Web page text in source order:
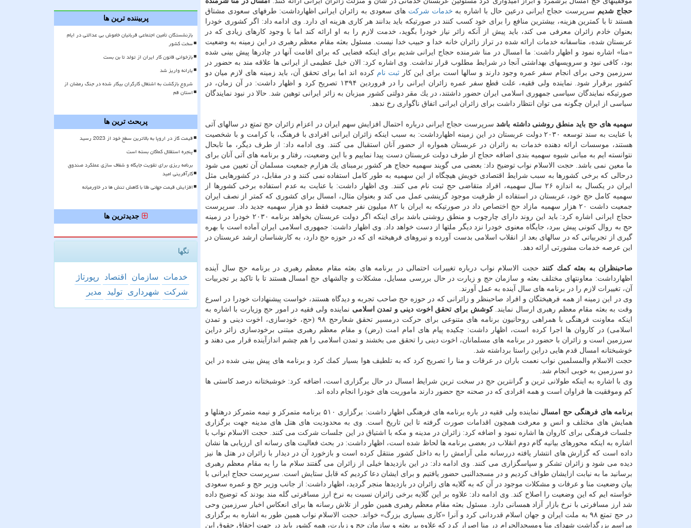
حجاج شدیم سرپرست حجاج ایرانی درعین حال با اشاره به خدمات شركت های سعودی به زائران ایرانی اظهارداشت: طرفهای سعودی مشتاق
هستند تا با كمترین هزینه، بیشترین منافع را برای خود كسب كنند در صورتیكه باید بدانند هر كاری هزینه ای دارد. وی ادامه داد: اگر كشوری خودرا
بعنوان خادم زائران معرفی می كند، باید پیش از آنكه زائر نیاز خودرا بگوید، خدمت لازم را به او ارائه كند اما با وجود كارهای زیادی كه در
عربستان شده، متاسفانه خدمات ارائه شده در تراز زائران خانه خدا و حبیب خدا نیست. مسئول بعثه مقام معظم رهبری در این زمینه به وضعیت
«منا» اشاره نمود و اظهار داشت: ما امسال در منا شرمنده حجاج ایرانی شدیم برای اینكه فضایی كه برای اقامت آنها در چادرها پیش بینی شده
بود، كافی نبود و سرویسهای بهداشتی آنجا در شرایط مطلوب قرار نداشت. وی اشاره كرد: الان خیل عظیمی از ایرانی ها علاقه مند به حضور در
سرزمین وحی برای انجام سفر عمره وجود دارند و سالها است برای این كارثبت نام كرده اند اما برای تحقق آن، باید زمینه های لازم میان دو
كشور برقرار شود. نماینده ولی فقیه، علت قطع سفر عمره زائران ایرانی را در فروردین ۱۳۹۴ تصریح كرد و اظهار داشت: در آن زمان، در
صورتیكه نمایندگان سیاسی جمهوری اسلامی ایران حضور داشتند، در یك مقر دولتی كشور میزبان به زائر ایرانی توهین شد. حالا در نبود نمایندگان
سیاسی از ایران چگونه می توان انتظار داشت برای زائران ایرانی اتفاق ناگواری رخ ندهد.
سهمیه های حج باید منطق روشنی داشته باشدسرپرست حجاج ایرانی درباره احتمال افزایش سهم ایران در اعزام زائران حج تمتع در سالهای آتی
با عنایت به سند توسعه ۲۰۳۰ دولت عربستان در این زمینه اظهارداشت: به سبب اینكه زائران ایرانی افرادی با فرهنگ، با كرامت و با شخصیت
هستند، موسسات ارائه دهنده خدمات به زائران در عربستان همواره از حضور آنان استقبال می كنند. وی ادامه داد: از طرف دیگر، ما تابحال
نتوانسته ایم به مبانی شیوه سهمیه بندی اضافه حجاج از طرف دولت عربستان دست پیدا نماییم و با این وضعیت، رفتار و برنامه های آتی آنان برای
ما معین نمی باشد. حجت الاسلام نواب توضیح داد: بعضی می گویند سهمیه حجاج هر كشور برمبنای یك هزارم جمعیت مسلمان آن تعیین می شود
درحالی كه برخی كشورها به سبب شرایط اقتصادی خویش هیچگاه از این سهمیه به طور كامل استفاده نمی كنند و در مقابل، در كشورهایی مثل
ایران در یكسال به اندازه ۲۶ سال سهمیه، افراد متقاضی حج ثبت نام می كنند. وی اظهار داشت: با عنایت به عدم استفاده برخی كشورها از
سهمیه كامل حج خود، عربستان در استفاده از ظرفیت موجود گزینشی عمل می كند و بعنوان مثال، امسال برای كشوری كه كمتر از نصف ایران
جمعیت داشت ۲۰ هزار سهمیه مازاد حج اختصاص داد در صورتیكه به ایران با ۸۲ میلیون نفر جمعیت فقط دو هزار سهمیه جدید داد. سرپرست
حجاج ایرانی اشاره كرد: باید این روند دارای چارچوب و منطق روشنی باشد برای اینكه اگر دولت عربستان بخواهد برنامه ۲۰۳۰ خودرا در زمینه
حج به روال كنونی پیش ببرد، جایگاه معنوی خودرا نزد دیگر ملتها از دست خواهد داد. وی اظهار داشت: جمهوری اسلامی ایران آماده است با بهره
گیری از تجربیاتی كه در سالهای بعد از انقلاب اسلامی بدست آورده و نیروهای فرهیخته ای كه در حوزه حج دارد، به كارشناسان ارشد عربستان در
این عرصه خدمات مشورتی ارائه دهد.
صاحبنظران به بعثه كمك كنند حجت الاسلام نواب درباره تغییرات احتمالی در برنامه های بعثه مقام معظم رهبری در برنامه حج سال آینده
اظهارداشت: معاونتهای مختلف بعثه و سازمان حج و زیارت در حال بررسی مسایل، مشكلات و چالشهای حج امسال هستند تا با تاكید بر تجربیات
آن، تغییرات لازم را در برنامه های سال آینده به عمل آورند.
وی در این زمینه از همه فرهیختگان و افراد صاحبنظر و زائرانی كه در حوزه حج صاحب تجربه و دیدگاه هستند، خواست پیشنهادات خودرا در اسرع
وقت به بعثه مقام معظم رهبری ارسال نمایند.كوشش برای تحقق اخوت دینی و تمدن اسلامی نماینده ولی فقیه در امور حج وزیارت با اشاره به
اینكه معاونت فرهنگی با همراهی روحانیون برنامه های متنوعی برای حركت درمسیر تحقق شعارحج ۹۸ (حج، خودسازی، اخوت دینی و تمدن
اسلامی) در كاروان ها اجرا كرده است، اظهار داشت: چكیده پیام های امام امت (رض) و مقام معظم رهبری مبتنی برخودسازی زائر دراین
سرزمین است و زائران با حضور در برنامه های مسلمانان، اخوت دینی را تحقق می بخشند و تمدن اسلامی را هم چشم اندازآینده قرار می دهند و
خوشبختانه امسال قدم هایی دراین راستا برداشته شد.
حجت الاسلام والمسلمین نواب نعمت باران در عرفات و منا را تصریح كرد كه به تلطیف هوا بسیار كمك كرد و برنامه های پیش بینی شده در این
دو سرزمین به خوبی انجام شد.
وی با اشاره به اینكه طولانی ترین و گرانترین حج در سخت ترین شرایط امسال در حال برگزاری است، اضافه كرد: خوشبختانه درصد كاستی ها
كم وموفقیت ها فراوان است و همه افرادی كه در صحنه حج حضور دارند ماموریت های خودرا انجام داده اند.
برنامه های فرهنگی حج امسال
نماینده ولی فقیه در باره برنامه های فرهنگی اظهار داشت: برگزاری ۵۱۰ برنامه متمركز و نیمه متمركز درهتلها و
همایش های مختلف و انس و معرفت همچون اقدامات صورت گرفته تا این تاریخ است. وی به محدودیت های هتل های مدینه جهت برگزاری
جلسات فرهنگی برای كاروان ها اشاره نمود و اضافه كرد: زائران در مدینه و مكه با اشتیاق در این جلسات شركت می كنند. حجت الاسلام نواب با
اشاره به اینكه محورهای بیانیه گام دوم انقلاب در بعضی برنامه ها لحاظ شده است، اظهار داشت: در بحث فعالیت های رسانه ای ارزیابی ها نشان
داده است كه گزارش های انتشار یافته دررسانه ملی آرامش را به داخل كشور منتقل كرده است و بازخورد آن در دیدار با زائران در هتل ها نیز
دیده می شود و زائران تشكر و سپاسگزاری می كنند. وی ادامه داد: در این بازدیدها خیلی از زائران می گفتند سلام ما را به مقام معظم رهبری
برسانید ما به نیابت ازایشان طواف كردیم و در مسجدالنبی حضور یافتیم و برای ایشان دعا كردیم كه قابل ستایش است. سرپرست حجاج ایرانی با
بیان وضعیت منا و عرفات و مشكلات موجود در آن كه به گلایه های زائران در بازدیدها منجر گردید، اظهار داشت: از جانب وزیر حج و عمره سعودی
خواسته ایم كه این وضعیت را اصلاح كند. وی ادامه داد: علاوه بر این گلایه برخی زائران نسبت به نرخ ارز مسافرتی گله مند بودند كه توضیح داده
شد ارز مسافرتی با نرخ بازار آزاد همسانی دارد. مسئول بعثه مقام معظم رهبری همین طور از تلاش رسانه ها برای انعكاس اخبار سرزمین وحی
در حج تمتع ۹۸ به ملت ایران و جهان اسلام قدردانی كرد و آنرا «كاری بسیاری بزرگ» خواند. حجت الاسلام نواب همین طور به اشاره به برگزاری
مراسم بزرگداشت شهدای منا ومسجدالحرام در منا اصرار كرد كه علاوه بر بعثه و سازمان حج و زیارت، همه كشور باید در جهت احقاق حقوق این
پربیننده ترین ها
بازنشستگان تأمین اجتماعی قربانیان خاموش بی عدالتی در ایام
سخت کشور
بازخوانی قانون کار ایران از تولد تا بن بست
یارانه واریز شد
شروع بازگشت به اشتغال کارگران بیکار شده در جنگ رمضان از
استان قم
پربحث ترین ها
قیمت گاز در اروپا به بالاترین سطح خود از 2023 رسید
پنجره استقلال کماکان بسته است
برنامه ریزی برای تقویت جایگاه و شفاف سازی عملکرد صندوق
کارآفرینی امید
افزایش قیمت جهانی طلا با کاهش تنش ها در خاورمیانه
جدیدترین ها
تگها
خدمات سازمان اقتصاد
رپورتاژ
شركت
شهرداری تولید مدیر